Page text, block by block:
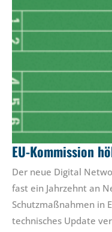
EU-Kommission
Der neue Digital
fast ein Jahrzehnt an
Schutzmaßnahmen in
technisches Update